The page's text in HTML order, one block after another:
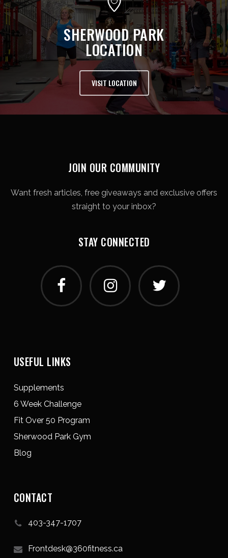
SHERWOOD PARK
LOCATION
VISIT LOCATION
JOIN OUR COMMUNITY
Want fresh articles, free giveaways and exclusive offers
straight to your inbox?
STAY CONNECTED
USEFUL LINKS
Supplements
6 Week Challenge
Fit Over 50 Program
Sherwood Park Gym
Blog
CONTACT
403-347-1707
Frontdesk@360fitness.ca